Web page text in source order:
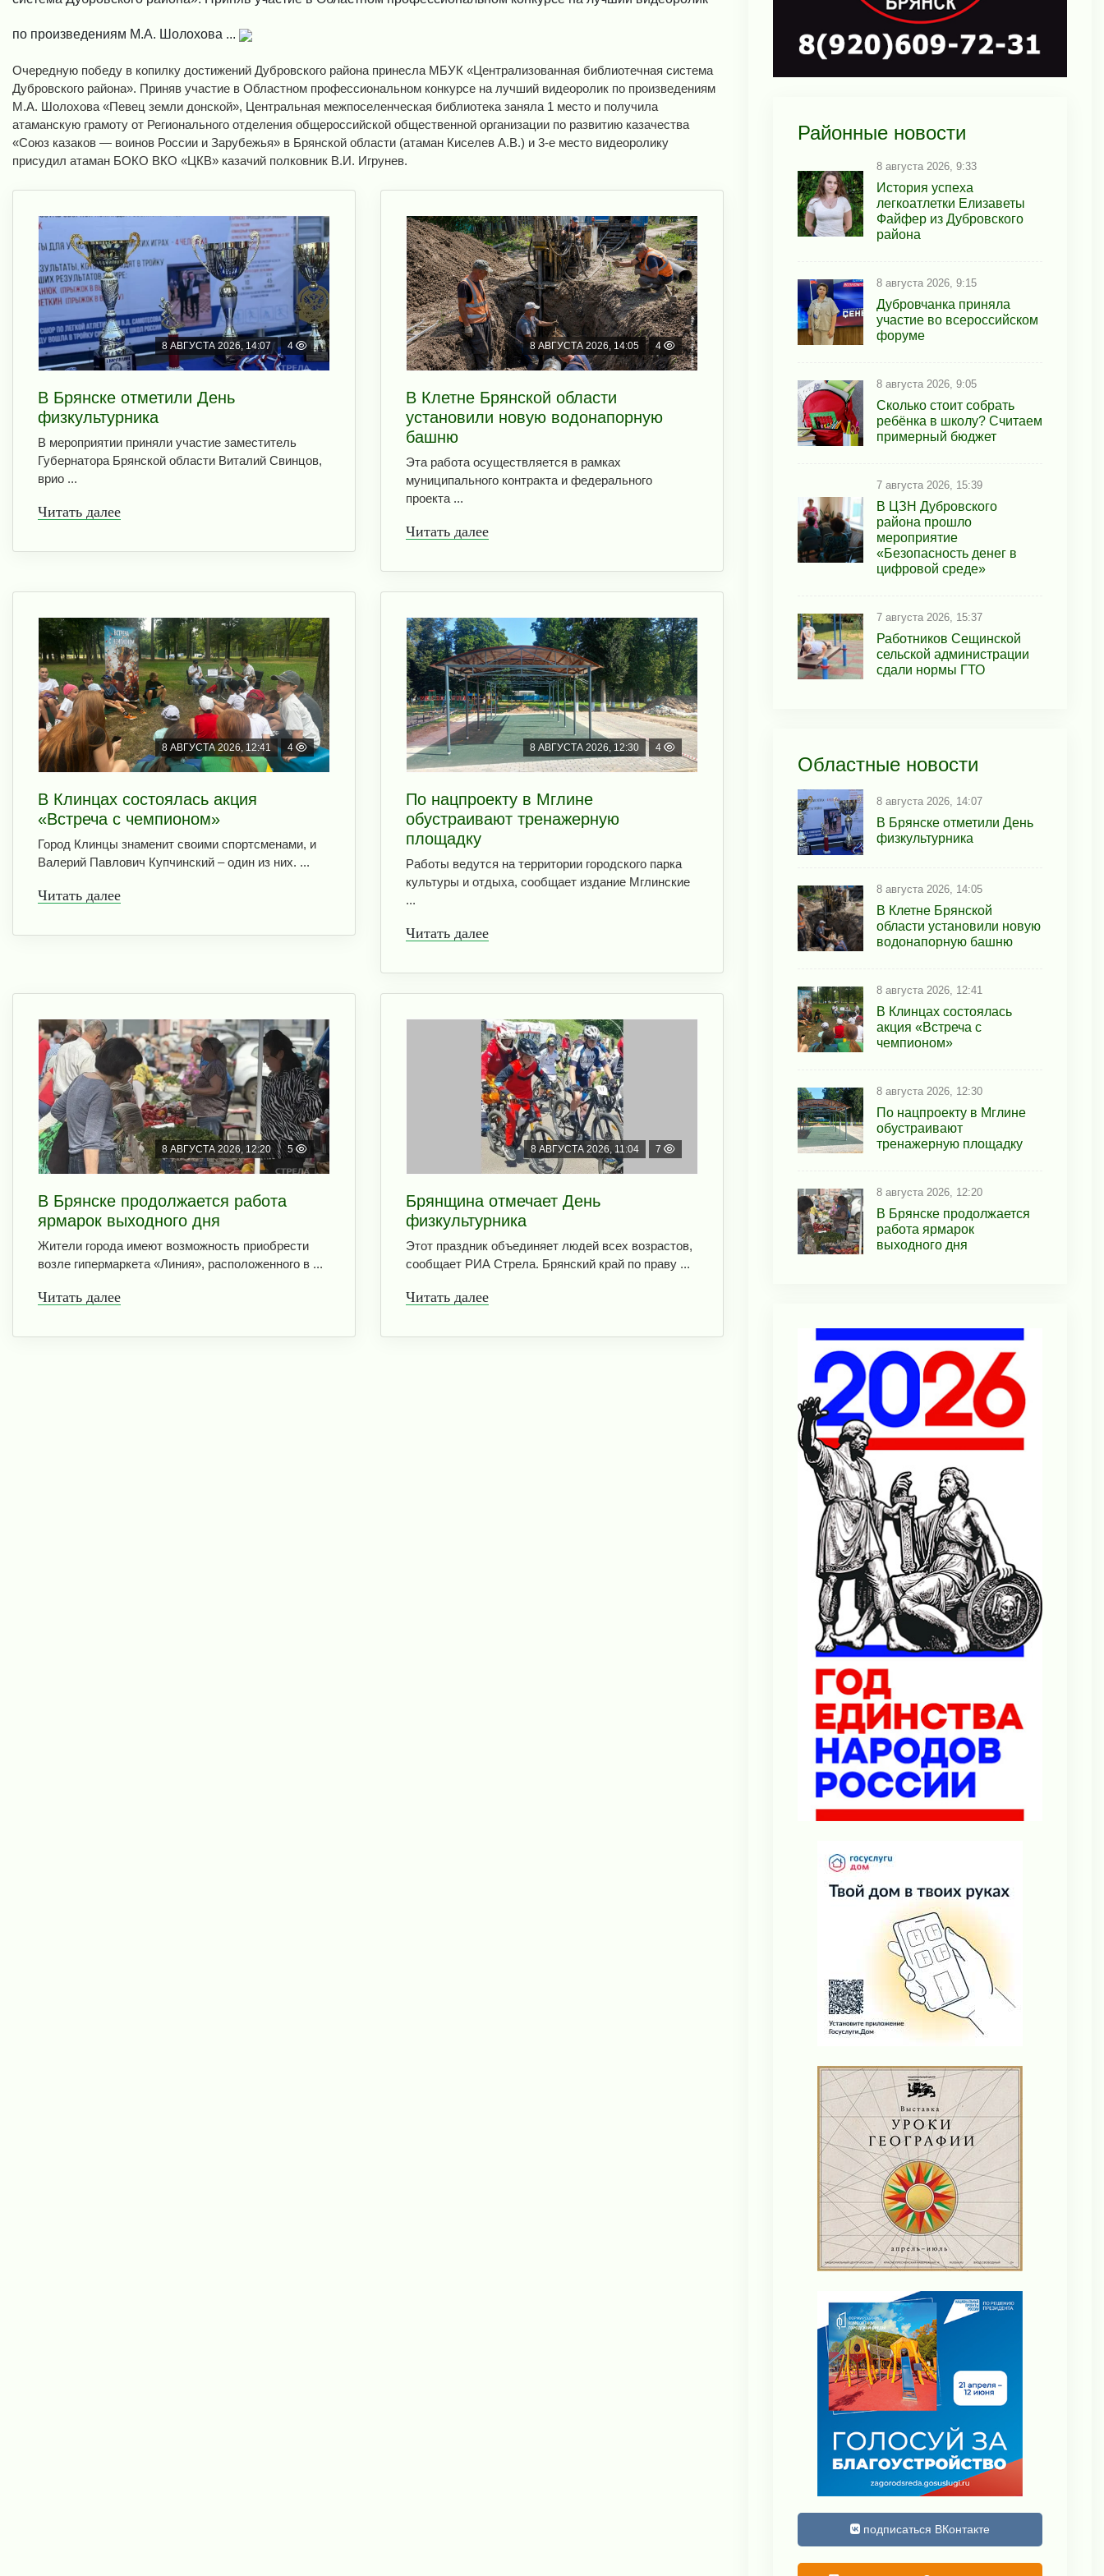
по произведениям М.А. Шолохова ...
Очередную победу в копилку достижений Дубровского района принесла МБУК «Централизованная библиотечная система
Дубровского района». Приняв участие в Областном профессиональном конкурсе на лучший видеоролик по произведениям
М.А. Шолохова «Певец земли донской», Центральная межпоселенческая библиотека заняла 1 место и получила
атаманскую грамоту от Регионального отделения общероссийской общественной организации по развитию казачества
«Союз казаков — воинов России и Зарубежья» в Брянской области (атаман Киселев А.В.) и 3-е место видеоролику
присудил атаман БОКО ВКО «ЦКВ» казачий полковник В.И. Игрунев.
8 АВГУСТА 2026, 14:07 4
В Брянске отметили День
физкультурника
В мероприятии приняли участие заместитель
Губернатора Брянской области Виталий Свинцов,
врио ...
Читать далее
8 АВГУСТА 2026, 14:05 4
В Клетне Брянской области
установили новую водонапорную
башню
Эта работа осуществляется в рамках
муниципального контракта и федерального
проекта ...
Читать далее
8 АВГУСТА 2026, 12:41 4
В Клинцах состоялась акция
«Встреча с чемпионом»
Город Клинцы знаменит своими спортсменами, и
Валерий Павлович Купчинский – один из них. ...
Читать далее
8 АВГУСТА 2026, 12:30 4
По нацпроекту в Мглине
обустраивают тренажерную
площадку
Работы ведутся на территории городского парка
культуры и отдыха, сообщает издание Мглинские
...
Читать далее
8 АВГУСТА 2026, 12:20 5
В Брянске продолжается работа
ярмарок выходного дня
Жители города имеют возможность приобрести
возле гипермаркета «Линия», расположенного в ...
Читать далее
8 АВГУСТА 2026, 11:04 7
Брянщина отмечает День
физкультурника
Этот праздник объединяет людей всех возрастов,
сообщает РИА Стрела. Брянский край по праву ...
Читать далее
Районные новости
8 августа 2026, 9:33
История успеха
легкоатлетки Елизаветы
Файфер из Дубровского
района
8 августа 2026, 9:15
Дубровчанка приняла
участие во всероссийском
форуме
8 августа 2026, 9:05
Сколько стоит собрать
ребёнка в школу? Считаем
примерный бюджет
7 августа 2026, 15:39
В ЦЗН Дубровского
района прошло
мероприятие
«Безопасность денег в
цифровой среде»
7 августа 2026, 15:37
Работников Сещинской
сельской администрации
сдали нормы ГТО
Областные новости
8 августа 2026, 14:07
В Брянске отметили День
физкультурника
8 августа 2026, 14:05
В Клетне Брянской
области установили новую
водонапорную башню
8 августа 2026, 12:41
В Клинцах состоялась
акция «Встреча с
чемпионом»
8 августа 2026, 12:30
По нацпроекту в Мглине
обустраивают
тренажерную площадку
8 августа 2026, 12:20
В Брянске продолжается
работа ярмарок
выходного дня
подписаться ВКонтакте